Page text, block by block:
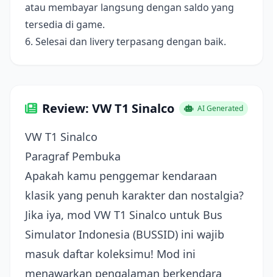
atau membayar langsung dengan saldo yang
tersedia di game.
6. Selesai dan livery terpasang dengan baik.
Review: VW T1 Sinalco AI Generated
VW T1 Sinalco
Paragraf Pembuka
Apakah kamu penggemar kendaraan
klasik yang penuh karakter dan nostalgia?
Jika iya, mod VW T1 Sinalco untuk Bus
Simulator Indonesia (BUSSID) ini wajib
masuk daftar koleksimu! Mod ini
menawarkan pengalaman berkendara